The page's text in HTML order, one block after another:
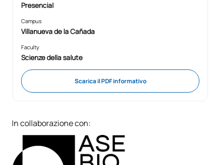
Presencial
Campus
Villanueva de la Cañada
Faculty
Scienze della salute
Scarica il PDF informativo
In collaborazione con: